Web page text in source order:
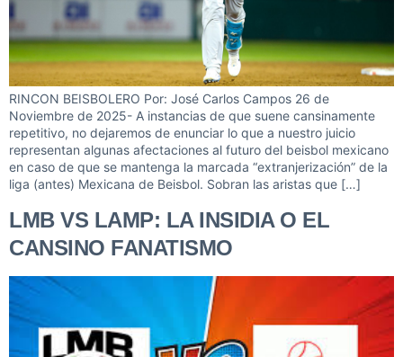
RINCON BEISBOLERO Por: José Carlos Campos 26 de
Noviembre de 2025- A instancias de que suene cansinamente
repetitivo, no dejaremos de enunciar lo que a nuestro juicio
representan algunas afectaciones al futuro del beisbol mexicano
en caso de que se mantenga la marcada “extranjerización” de la
liga (antes) Mexicana de Beisbol. Sobran las aristas que […]
LMB VS LAMP: LA INSIDIA O EL
CANSINO FANATISMO